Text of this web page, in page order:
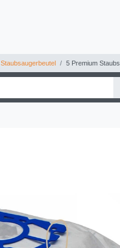
Staubsaugerbeutel 5 Premium